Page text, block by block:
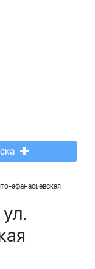
афанасьевская